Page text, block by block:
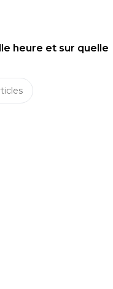
heure et sur quelle